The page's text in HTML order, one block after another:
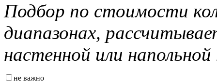
Подбор по стоимости
диапазонах,
настенной или
не важно